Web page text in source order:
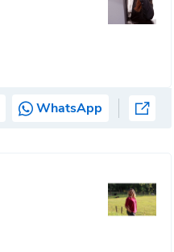
WhatsApp